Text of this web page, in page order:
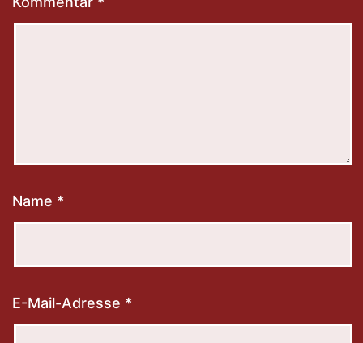
Name *
E-Mail-Adresse *